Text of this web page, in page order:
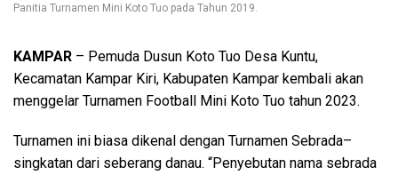
Panitia Turnamen Mini Koto Tuo pada Tahun 2019.
KAMPAR – Pemuda Dusun Koto Tuo Desa Kuntu,
Kecamatan Kampar Kiri, Kabupaten Kampar kembali akan
menggelar Turnamen Football Mini Koto Tuo tahun 2023.
Turnamen ini biasa dikenal dengan Turnamen Sebrada–
singkatan dari seberang danau. “Penyebutan nama sebrada